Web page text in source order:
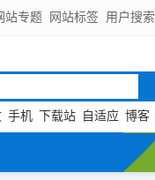
站专题 网站标签 用户搜索
手机 下载站 自适应 博客